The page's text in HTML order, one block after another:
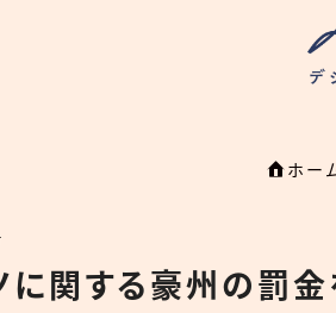
ホー
特集
に関する豪州の罰